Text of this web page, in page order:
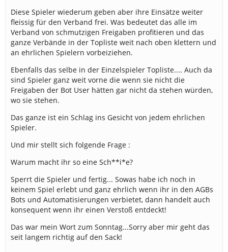
Diese Spieler wiederum geben aber ihre Einsätze weiter
fleissig für den Verband frei. Was bedeutet das alle im
Verband von schmutzigen Freigaben profitieren und das
ganze Verbände in der Topliste weit nach oben klettern und
an ehrlichen Spielern vorbeiziehen.
Ebenfalls das selbe in der Einzelspieler Topliste.... Auch da
sind Spieler ganz weit vorne die wenn sie nicht die
Freigaben der Bot User hätten gar nicht da stehen würden,
wo sie stehen.
Das ganze ist ein Schlag ins Gesicht von jedem ehrlichen
Spieler.
Und mir stellt sich folgende Frage :
Warum macht ihr so eine Sch**i*e?
Sperrt die Spieler und fertig... Sowas habe ich noch in
keinem Spiel erlebt und ganz ehrlich wenn ihr in den AGBs
Bots und Automatisierungen verbietet, dann handelt auch
konsequent wenn ihr einen Verstoß entdeckt!
Das war mein Wort zum Sonntag...Sorry aber mir geht das
seit langem richtig auf den Sack!